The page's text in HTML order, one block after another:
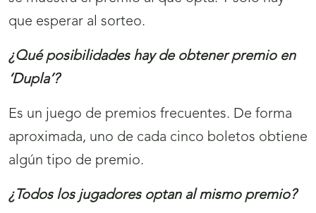
que esperar al sorteo.
¿Qué posibilidades hay de obtener premio en
‘Dupla’?
Es un juego de premios frecuentes. De forma
aproximada, uno de cada cinco boletos obtiene
algún tipo de premio.
¿Todos los jugadores optan al mismo premio?